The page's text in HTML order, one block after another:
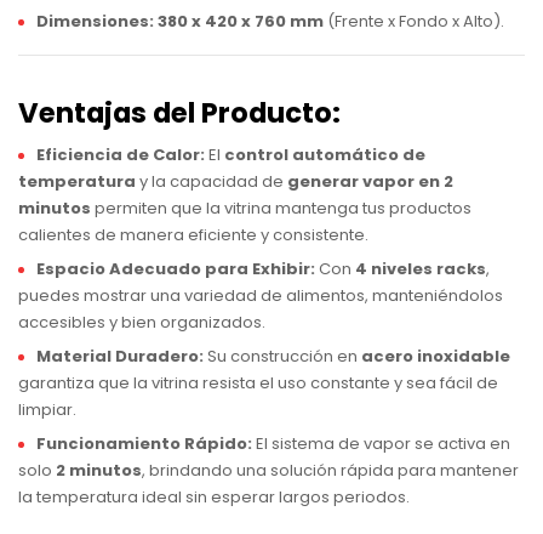
Dimensiones: 380 x 420 x 760 mm (Frente x Fondo x Alto).
Ventajas del Producto:
Eficiencia de Calor: El control automático de
temperatura y la capacidad de generar vapor en 2
minutos permiten que la vitrina mantenga tus productos
calientes de manera eficiente y consistente.
Espacio Adecuado para Exhibir: Con 4 niveles racks,
puedes mostrar una variedad de alimentos, manteniéndolos
accesibles y bien organizados.
Material Duradero: Su construcción en acero inoxidable
garantiza que la vitrina resista el uso constante y sea fácil de
limpiar.
Funcionamiento Rápido: El sistema de vapor se activa en
solo 2 minutos, brindando una solución rápida para mantener
la temperatura ideal sin esperar largos periodos.